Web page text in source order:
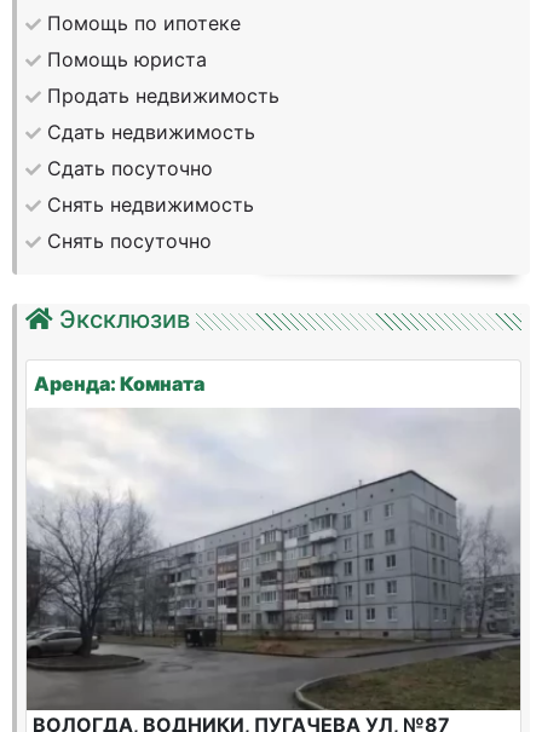
Помощь по ипотеке
Помощь юриста
Продать недвижимость
Сдать недвижимость
Сдать посуточно
Снять недвижимость
Снять посуточно
Эксклюзив
Аренда: Комната
ВОЛОГДА, ВОДНИКИ, ПУГАЧЕВА УЛ, №87